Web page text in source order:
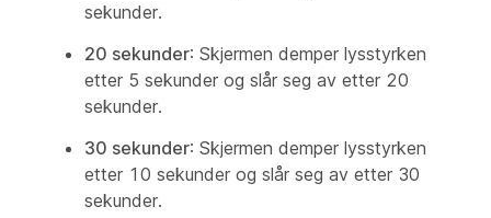
sekunder.
20 sekunder: Skjermen demper lysstyrken
etter 5 sekunder og slår seg av etter 20
sekunder.
30 sekunder: Skjermen demper lysstyrken
etter 10 sekunder og slår seg av etter 30
sekunder.